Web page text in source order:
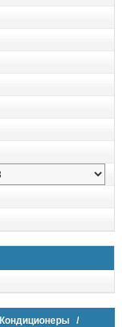
Кондиционеры /